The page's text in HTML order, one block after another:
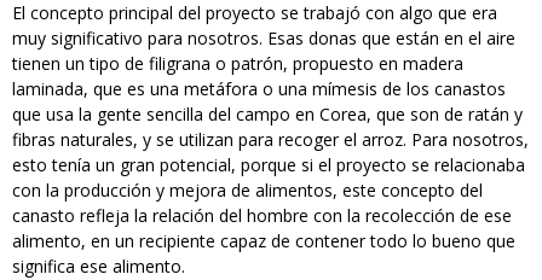
El concepto principal del proyecto se trabajó con algo que era
muy significativo para nosotros. Esas donas que están en el aire
tienen un tipo de filigrana o patrón, propuesto en madera
laminada, que es una metáfora o una mímesis de los canastos
que usa la gente sencilla del campo en Corea, que son de ratán y
fibras naturales, y se utilizan para recoger el arroz. Para nosotros,
esto tenía un gran potencial, porque si el proyecto se relacionaba
con la producción y mejora de alimentos, este concepto del
canasto refleja la relación del hombre con la recolección de ese
alimento, en un recipiente capaz de contener todo lo bueno que
significa ese alimento.